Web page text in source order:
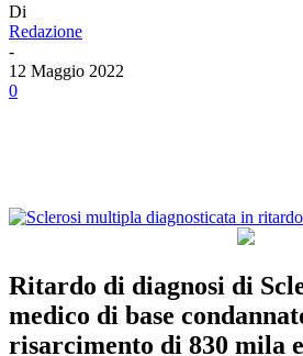
Di
Redazione
-
12 Maggio 2022
0
Ritardo di diagnosi di
medico di base
risarcimento di 830 mila